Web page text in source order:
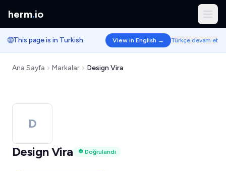
herm.io
🌐This page is in Turkish. View in English → Türkçe devam et
Ana Sayfa Markalar Design Vira
D
Design Vira
Doğrulandı